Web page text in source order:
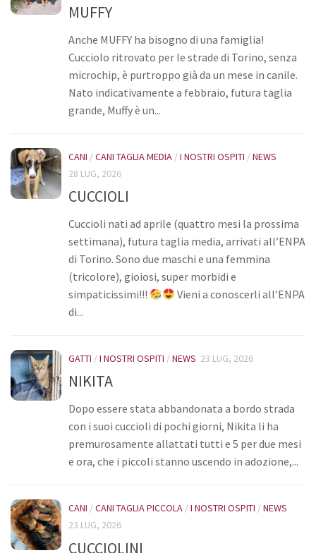
MUFFY
Anche MUFFY ha bisogno di una famiglia!
Cucciolo ritrovato per le strade di Torino, senza
microchip, è purtroppo già da un mese in canile.
Nato indicativamente a febbraio, futura taglia
grande, Muffy è un...
CANI /CANI TAGLIA MEDIA /I NOSTRI OSPITI /NEWS
28 LUG, 2026
CUCCIOLI
Cuccioli nati ad aprile (quattro mesi la prossima
settimana), futura taglia media, arrivati all’ENPA
di Torino. Sono due maschi e una femmina
(tricolore), gioiosi, super morbidi e
simpaticissimi!!!
Vieni a conoscerli all’ENPA
di...
GATTI /I NOSTRI OSPITI /NEWS 23 LUG, 2026
NIKITA
Dopo essere stata abbandonata a bordo strada
con i suoi cuccioli di pochi giorni, Nikita li ha
premurosamente allattati tutti e 5 per due mesi
e ora, che i piccoli stanno uscendo in adozione,...
CANI /CANI TAGLIA PICCOLA /I NOSTRI OSPITI /NEWS
23 LUG, 2026
CUCCIOLINI